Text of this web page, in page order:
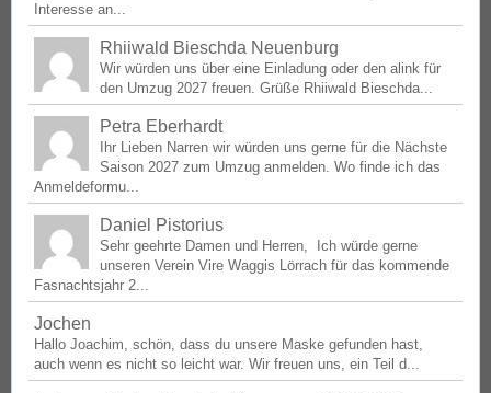
Interesse an...
Rhiiwald Bieschda Neuenburg
Wir würden uns über eine Einladung oder den alink für
den Umzug 2027 freuen. Grüße Rhiiwald Bieschda...
Petra Eberhardt
Ihr Lieben Narren wir würden uns gerne für die Nächste
Saison 2027 zum Umzug anmelden. Wo finde ich das
Anmeldeformu...
Daniel Pistorius
Sehr geehrte Damen und Herren, Ich würde gerne
unseren Verein Vire Waggis Lörrach für das kommende
Fasnachtsjahr 2...
Jochen
Hallo Joachim, schön, dass du unsere Maske gefunden hast,
auch wenn es nicht so leicht war. Wir freuen uns, ein Teil d...